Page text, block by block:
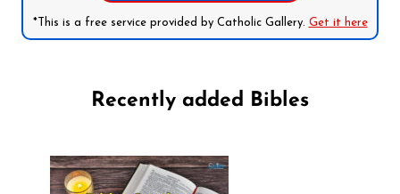
*This is a free service provided by Catholic Gallery. Get it here
Recently added Bibles